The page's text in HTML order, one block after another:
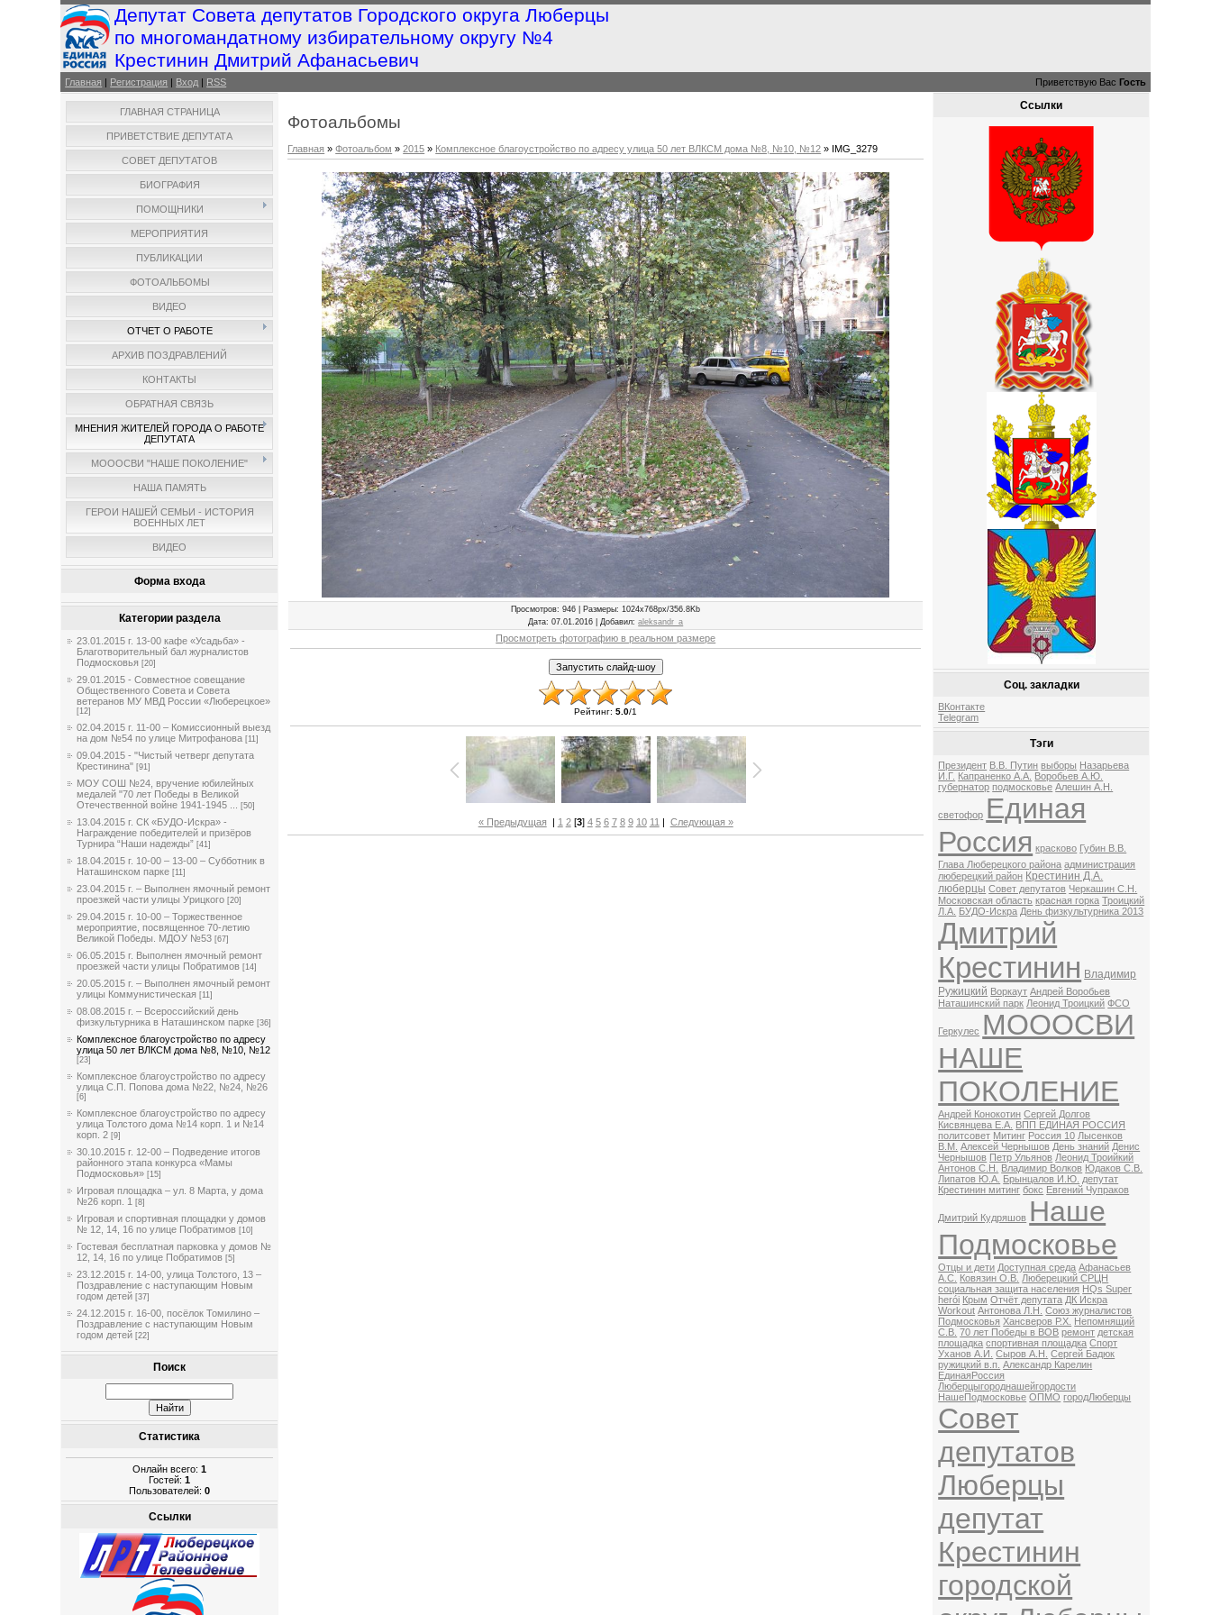
Депутат Совета депутатов Городского округа Люберцы
по многомандатному избирательному округу №4
Крестинин Дмитрий Афанасьевич
Главная | Регистрация | Вход | RSS Приветствую Вас Гость
ГЛАВНАЯ СТРАНИЦА
ПРИВЕТСТВИЕ ДЕПУТАТА
СОВЕТ ДЕПУТАТОВ
БИОГРАФИЯ
ПОМОЩНИКИ
МЕРОПРИЯТИЯ
ПУБЛИКАЦИИ
ФОТОАЛЬБОМЫ
ВИДЕО
ОТЧЕТ О РАБОТЕ
АРХИВ ПОЗДРАВЛЕНИЙ
КОНТАКТЫ
ОБРАТНАЯ СВЯЗЬ
МНЕНИЯ ЖИТЕЛЕЙ ГОРОДА О РАБОТЕ
ДЕПУТАТА
МОООСВИ "НАШЕ ПОКОЛЕНИЕ"
НАША ПАМЯТЬ
ГЕРОИ НАШЕЙ СЕМЬИ - ИСТОРИЯ
ВОЕННЫХ ЛЕТ
ВИДЕО
Форма входа
Категории раздела
23.01.2015 г. 13-00 кафе «Усадьба» -
Благотворительный бал журналистов
Подмосковья [20]
29.01.2015 - Совместное совещание
Общественного Совета и Совета
ветеранов МУ МВД России «Люберецкое»
[12]
02.04.2015 г. 11-00 – Комиссионный выезд
на дом №54 по улице Митрофанова [11]
09.04.2015 - "Чистый четверг депутата
Крестинина" [91]
МОУ СОШ №24, вручение юбилейных
медалей "70 лет Победы в Великой
Отечественной войне 1941-1945 ...
[50]
13.04.2015 г. СК «БУДО-Искра» -
Награждение победителей и призёров
Турнира “Наши надежды” [41]
18.04.2015 г. 10-00 – 13-00 – Субботник в
Наташинском парке [11]
23.04.2015 г. – Выполнен ямочный ремонт
проезжей части улицы Урицкого [20]
29.04.2015 г. 10-00 – Торжественное
мероприятие, посвященное 70-летию
Великой Победы. МДОУ №53 [67]
06.05.2015 г. Выполнен ямочный ремонт
проезжей части улицы Побратимов [14]
20.05.2015 г. – Выполнен ямочный ремонт
улицы Коммунистическая [11]
08.08.2015 г. – Всероссийский день
физкультурника в Наташинском парке [36]
Комплексное благоустройство по адресу
улица 50 лет ВЛКСМ дома №8, №10, №12
[23]
Комплексное благоустройство по адресу
улица С.П. Попова дома №22, №24, №26
[6]
Комплексное благоустройство по адресу
улица Толстого дома №14 корп. 1 и №14
корп. 2 [9]
30.10.2015 г. 12-00 – Подведение итогов
районного этапа конкурса «Мамы
Подмосковья» [15]
Игровая площадка – ул. 8 Марта, у дома
№26 корп. 1 [8]
Игровая и спортивная площадки у домов
№ 12, 14, 16 по улице Побратимов [10]
Гостевая бесплатная парковка у домов №
12, 14, 16 по улице Побратимов [5]
23.12.2015 г. 14-00, улица Толстого, 13 –
Поздравление с наступающим Новым
годом детей [37]
24.12.2015 г. 16-00, посёлок Томилино –
Поздравление с наступающим Новым
годом детей [22]
Поиск
Статистика
Онлайн всего:1
Гостей:1
Пользователей:0
Ссылки
Фотоальбомы
Главная »Фотоальбом »2015 » Комплексное благоустройство по адресу улица 50 лет ВЛКСМ дома №8, №10, №12 » IMG_3279
Просмотров: 946 | Размеры: 1024x768px/356.8Kb
Дата: 07.01.2016 | Добавил:aleksandr_a
Просмотреть фотографию в реальном размере
Рейтинг: 5.0/1
« Предыдущая | 1 2[3] 4 5 6 7 8 9 10 11 | Следующая »
Ссылки
Соц. закладки
ВКонтакте
Telegram
Тэги
Президент В.В. Путин выборы Назарьева
И.Г. Капраненко А.А. Воробьев А.Ю.
губернатор подмосковье Алешин А.Н.
светофор Единая
Россия красково Губин В.В.
Глава Люберецкого района администрация
люберецкий район Крестинин Д.А.
люберцы Совет депутатов Черкашин С.Н.
Московская область красная горка Троицкий
Л.А. БУДО-Искра День физкультурника 2013
Дмитрий
Крестинин Владимир
Ружицкий Воркаут Андрей Воробьев
Наташинский парк Леонид Троицкий ФСО
Геркулес МОООСВИ
НАШЕ
ПОКОЛЕНИЕ
Андрей Конокотин Сергей Долгов
Кисвянцева Е.А. ВПП ЕДИНАЯ РОССИЯ
политсовет Митинг Россия 10 Лысенков
В.М. Алексей Чернышов День знаний Денис
Чернышов Петр Ульянов Леонид Троийкий
Антонов С.Н.
Владимир Волков Юдаков С.В.
Липатов Ю.А. Брынцалов И.Ю. депутат
Крестинин митинг бокс Евгений Чупраков
Дмитрий Кудряшов Наше
Подмосковье
Отцы и дети Доступная среда Афанасьев
А.С. Ковязин О.В. Люберецкий СРЦН
социальная защита населения HQs Super
herói Крым Отчёт депутата ДК Искра
Workout Антонова Л.Н.
Союз журналистов
Подмосковья Хансверов Р.Х. Непомнящий
С.В. 70 лет Победы в ВОВ ремонт детская
площадка спортивная площадка Спорт
Уханов А.И.
Сыров А.Н.
Сергей Бадюк
ружицкий в.п.
Александр Карелин
ЕдинаяРоссия
Люберцыгороднашейгордости
НашеПодмосковье ОПМО городЛюберцы
Совет
депутатов
Люберцы
депутат
Крестинин
городской